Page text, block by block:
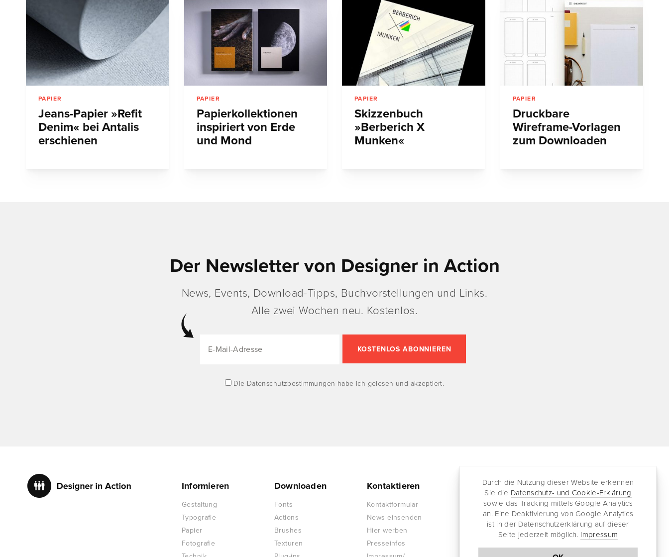
Durch die Nutzung dieser Website erkennen
Sie die Datenschutz- und Cookie-Erklärung
sowie das Tracking mittels Google Analytics
an. Eine Deaktivierung von Google Analytics
ist in der Datenschutzerklärung auf dieser
Seite jederzeit möglich. Impressum
PAPIER
Jeans-Papier »Refit
Denim« bei Antalis
erschienen
PAPIER
Papierkollektionen
inspiriert von Erde
und Mond
PAPIER
Skizzenbuch
»Berberich X
Munken«
PAPIER
Druckbare
Wireframe-Vorlagen
zum Downloaden
Der Newsletter von Designer in Action
News, Events, Download-Tipps, Buchvorstellungen und Links.
Alle zwei Wochen neu. Kostenlos.
Die Datenschutzbestimmungen habe ich gelesen und akzeptiert.
Informieren
Gestaltung
Typografie
Papier
Fotografie
Downloaden
Fonts
Actions
Brushes
Texturen
Kontaktieren
Kontaktformular
News einsenden
Hier werben
Presseinfos
Folgen
Facebook
Partnersites
Rullkötter AGD
Jazz for me